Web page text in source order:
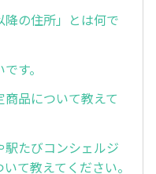
の住所」とは何で
す。
品について教えて
たびコンシェルジ
て教えてください。